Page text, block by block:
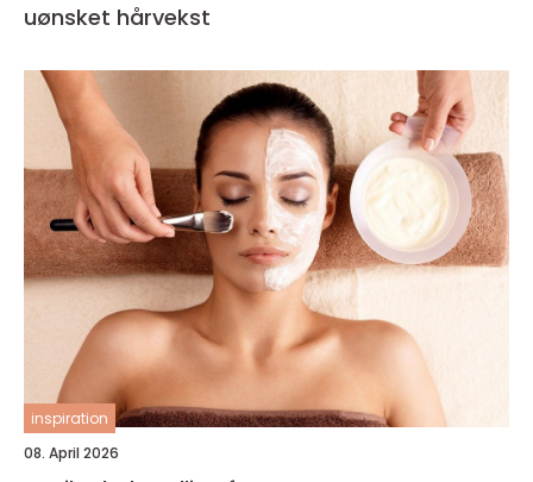
uønsket hårvekst
inspiration
08. April 2026